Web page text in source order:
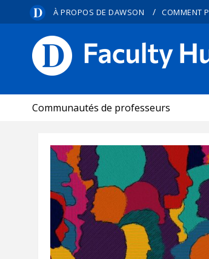
À PROPOS DE DAWSON / COMMENT
Communautés de professeurs